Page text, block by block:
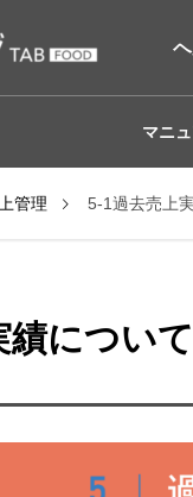
マニ
管理 5-1過去売上
績について